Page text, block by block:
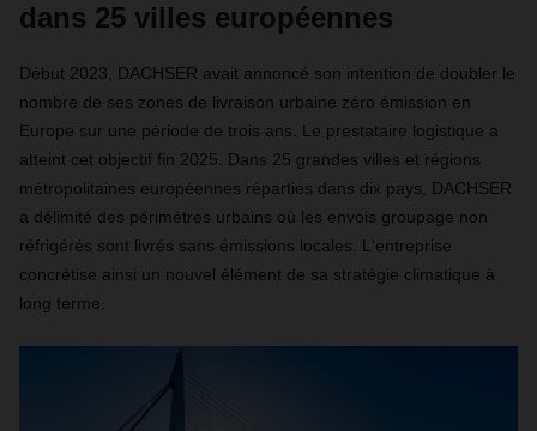
dans 25 villes européennes
Début 2023, DACHSER avait annoncé son intention de doubler le
nombre de ses zones de livraison urbaine zéro émission en
Europe sur une période de trois ans. Le prestataire logistique a
atteint cet objectif fin 2025. Dans 25 grandes villes et régions
métropolitaines européennes réparties dans dix pays, DACHSER
a délimité des périmètres urbains où les envois groupage non
réfrigérés sont livrés sans émissions locales. L'entreprise
concrétise ainsi un nouvel élément de sa stratégie climatique à
long terme.